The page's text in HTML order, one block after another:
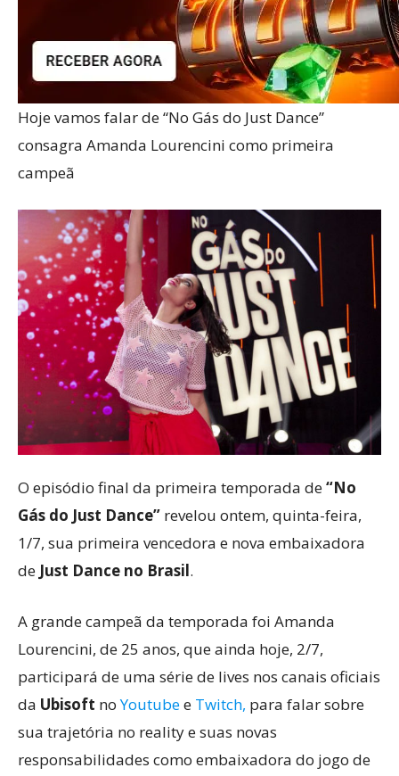
Hoje vamos falar de “No Gás do Just Dance”
consagra Amanda Lourencini como primeira
campeã
O episódio final da primeira temporada de“No
Gás do Just Dance” revelou ontem, quinta-feira,
1/7, sua primeira vencedora e nova embaixadora
de Just Dance no Brasil.
A grande campeã da temporada foi Amanda
Lourencini, de 25 anos, que ainda hoje, 2/7,
participará de uma série de lives nos canais oficiais
da Ubisoft noYoutubee Twitch, para falar sobre
sua trajetória no reality e suas novas
responsabilidades como embaixadora do jogo de